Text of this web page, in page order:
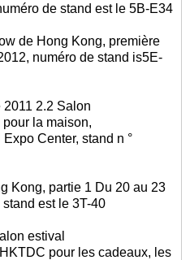
de stand est le 5B-E34
de Hong Kong, première
numéro de stand is5E-
2.2 Salon
la maison,
Center, stand n °
Kong, partie 1 Du 20 au 23
est le 3T-40
estival
pour les cadeaux, les